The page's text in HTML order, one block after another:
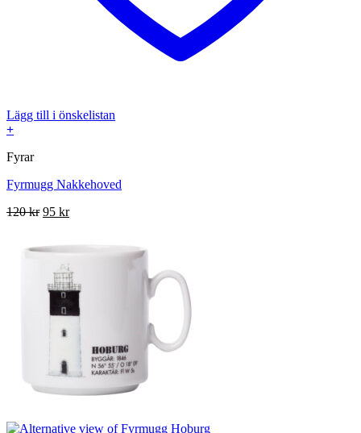
Lägg till i önskelistan
+
Fyrar
Fyrmugg Nakkehoved
120kr Det
var:
120 kr.
95 krDet
är:
95 kr.